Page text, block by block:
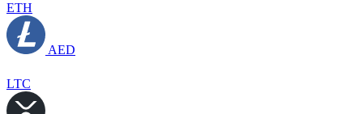
ETH
AED
LTC